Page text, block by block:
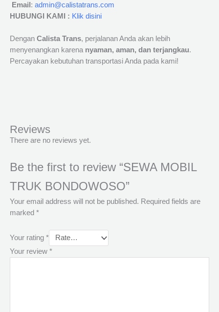
Email : admin@calistatrans.com
HUBUNGI KAMI : Klik disini
Dengan Calista Trans, perjalanan Anda akan lebih
menyenangkan karena nyaman, aman, dan terjangkau.
Percayakan kebutuhan transportasi Anda pada kami!
Reviews
There are no reviews yet.
Be the first to review “SEWA MOBIL
TRUK BONDOWOSO”
Your email address will not be published. Required fields are
marked *
Your rating *
Your review *